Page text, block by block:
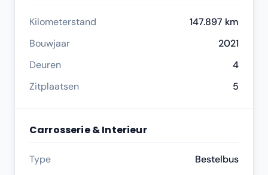
Kilometerstand
147.897 km
Bouwjaar
2021
Deuren
4
Zitplaatsen
5
Carrosserie & Interieur
Type
Bestelbus